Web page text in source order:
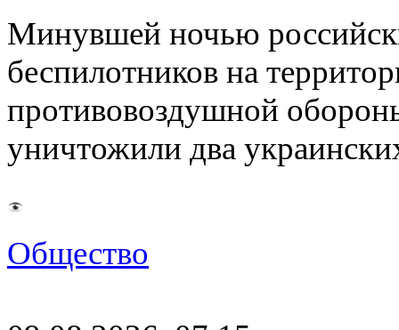
Минувшей ночью
беспилотников на
противовоздушной
уничтожили два
Общество